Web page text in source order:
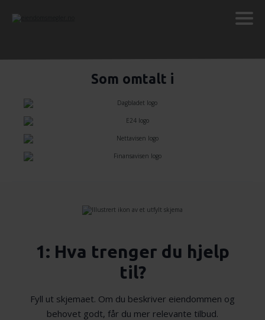
Som omtalt i
1: Hva trenger du hjelp
til?
Fyll ut skjemaet. Om du beskriver eiendommen og
behovet godt, får du mer relevante tilbud.